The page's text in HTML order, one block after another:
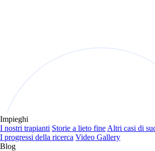
Impieghi
I nostri trapianti Storie a lieto fine Altri casi di
I progressi della ricerca Video Gallery
Blog